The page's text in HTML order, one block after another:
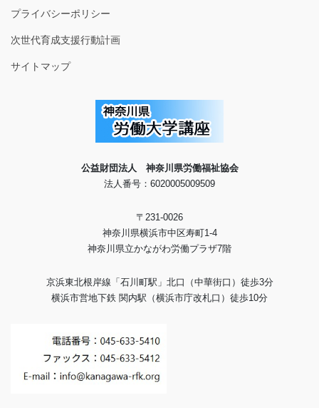
プライバシーポリシー
次世代育成支援行動計画
サイトマップ
公益財団法人 神奈川県労働福祉協会
法人番号：6020005009509
〒231-0026
神奈川県横浜市中区寿町1-4
神奈川県立かながわ労働プラザ7階
京浜東北根岸線「石川町駅」北口（中華街口）徒歩3分
横浜市営地下鉄 関内駅（横浜市庁改札口）徒歩10分